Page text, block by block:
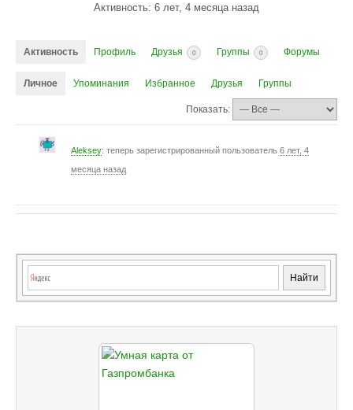
Активность: 6 лет, 4 месяца назад
Активность Профиль Друзья 0 Группы 0 Форумы
Личное Упоминания Избранное Друзья Группы
Показать:
Aleksey: теперь зарегистрированный пользователь 6 лет, 4
месяца назад